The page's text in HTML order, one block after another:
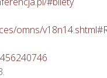
omns/